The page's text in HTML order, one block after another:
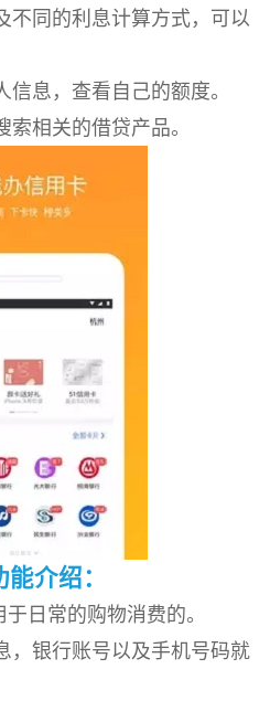
不同的利息计算方式，可以
息，查看自己的额度。
相关的借贷产品。
介绍：
日常的购物消费的。
，银行账号以及手机号码就